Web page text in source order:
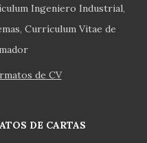
Ingeniero Industrial
Currículum Vitae de
de CV
DE CARTAS